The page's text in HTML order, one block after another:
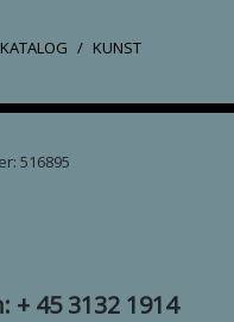
KATALOG KUNST
516895
+ 45 3132 1914